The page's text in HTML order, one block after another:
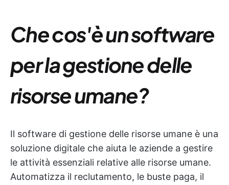
Che cos'è un software
per la gestione delle
risorse umane?
Il software di gestione delle risorse umane è una
soluzione digitale che aiuta le aziende a gestire
le attività essenziali relative alle risorse umane.
Automatizza il reclutamento, le buste paga, il